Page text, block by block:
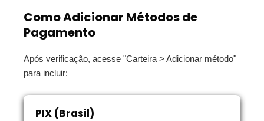
Como Adicionar Métodos de
Pagamento
Após verificação, acesse "Carteira > Adicionar método"
para incluir:
PIX (Brasil)